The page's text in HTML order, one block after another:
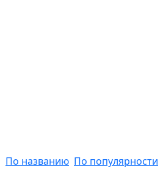
По названию По популярности